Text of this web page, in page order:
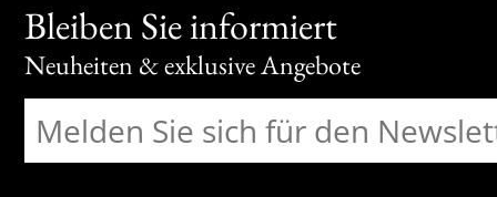
Bleiben Sie informiert
Neuheiten & exklusive Angebote